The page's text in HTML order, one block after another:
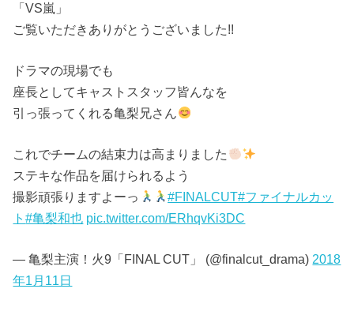
「VS嵐」
ご覧いただきありがとうございました!!
ドラマの現場でも
座長としてキャストスタッフ皆んなを
引っ張ってくれる亀梨兄さん
これでチームの結束力は高まりました
ステキな作品を届けられるよう
撮影頑張りますよーっ
#FINALCUT#ファイナルカッ
ト#亀梨和也 pic.twitter.com/ERhqvKi3DC
— 亀梨主演！火9「FINAL CUT」 (@finalcut_drama) 2018
年1月11日